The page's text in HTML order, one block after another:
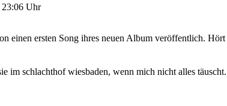
23:06 Uhr
einen ersten Song ihres neuen Album veröffentlich.
im schlachthof wiesbaden, wenn mich nicht alles